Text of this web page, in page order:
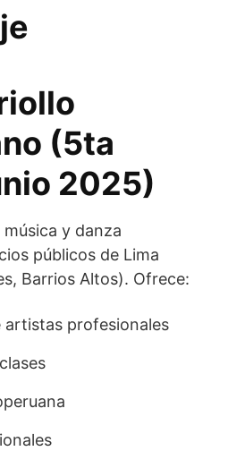
(5ta
2025)
y danza
públicos de Lima
Barrios Altos). Ofrece:
artistas profesionales